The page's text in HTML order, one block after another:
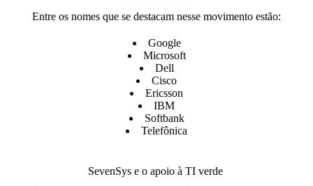
Entre os nomes que se destacam nesse movimento estão:
Google
Microsoft
Dell
Cisco
Ericsson
IBM
Softbank
Telefônica
SevenSys e o apoio à TI verde